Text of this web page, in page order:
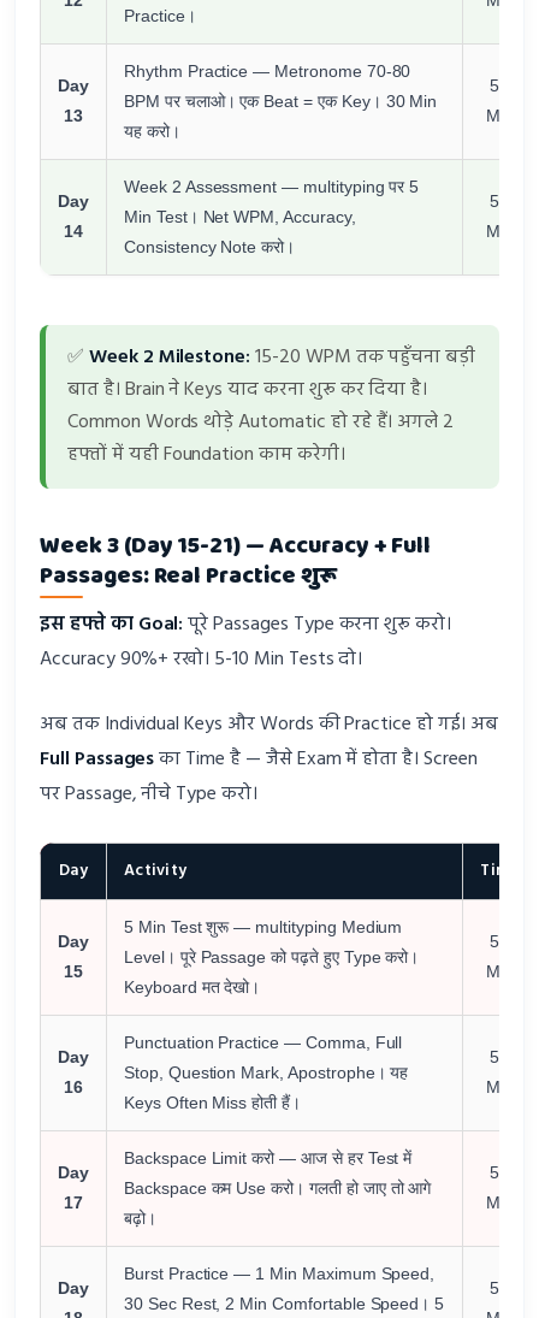
Practice।
Day
13
Rhythm Practice — Metronome 70-80
BPM पर चलाओ। एक Beat = एक Key। 30 Min
यह करो।
50
Min
Day
14
Week 2 Assessment — multityping पर 5
Min Test। Net WPM, Accuracy,
Consistency Note करो।
50
Min
✅Week 2 Milestone:15-20 WPM तक पहुँचना बड़ी
बात है। Brain ने Keys याद करना शुरू कर दिया है।
Common Words थोड़े Automatic हो रहे हैं। अगले 2
हफ्तों में यही Foundation काम करेगी।
Week 3 (Day 15-21) — Accuracy + Full
Passages: Real Practice शुरू
इस हफ्ते का Goal:पूरे Passages Type करना शुरू करो।
Accuracy 90%+ रखो। 5-10 Min Tests दो।
अब तक Individual Keys और Words की Practice हो गई। अब
Full Passagesका Time है — जैसे Exam में होता है। Screen
पर Passage, नीचे Type करो।
Day Activity Time
Day
15
5 Min Test शुरू — multityping Medium
Level। पूरे Passage को पढ़ते हुए Type करो।
Keyboard मत देखो।
55
Min
Day
16
Punctuation Practice — Comma, Full
Stop, Question Mark, Apostrophe। यह
Keys Often Miss होती हैं।
55
Min
Day
17
Backspace Limit करो — आज से हर Test में
Backspace कम Use करो। गलती हो जाए तो आगे
बढ़ो।
55
Min
Day
Burst Practice — 1 Min Maximum Speed,
30 Sec Rest, 2 Min Comfortable Speed। 5
55